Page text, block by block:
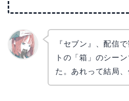
『セブン』、配信
トの「箱」のシー
た。あれって結局